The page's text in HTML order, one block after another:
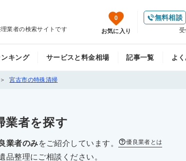
業者の検索サイトです
0
お気に入り
無料相談
ンキング サービスと料金相場 記事一覧 よ
宮古市の特殊清掃
業者を探す
業者のみをご紹介しています。 優良業者とは
品整理にご相談ください。